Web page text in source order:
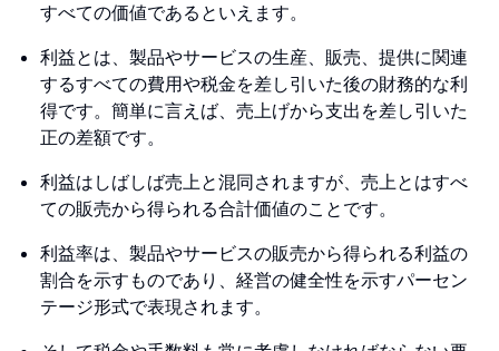
すべての価値であるといえます。
利益とは、製品やサービスの生産、販売、提供に関連
するすべての費用や税金を差し引いた後の財務的な利
得です。簡単に言えば、売上げから支出を差し引いた
正の差額です。
利益はしばしば売上と混同されますが、売上とはすべ
ての販売から得られる合計価値のことです。
利益率は、製品やサービスの販売から得られる利益の
割合を示すものであり、経営の健全性を示すパーセン
テージ形式で表現されます。